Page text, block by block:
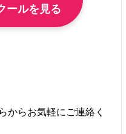
ールを見る
からお気軽にご連絡く